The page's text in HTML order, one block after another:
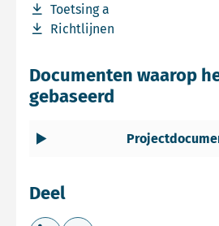
Toetsing a
Download bestand Toetsing a
Richtlijnen
Download bestand Richtlijnen
Documenten waarop
gebaseerd
Deel